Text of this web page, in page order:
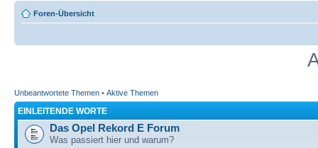
Foren-Übersicht
Unbeantwortete Themen • Aktive Themen
EINLEITENDE WORTE
Das Opel Rekord E Forum
Was passiert hier und warum?